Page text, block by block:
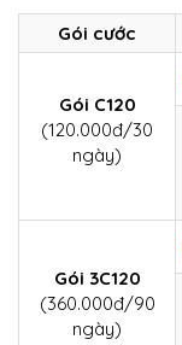
Gói cước
Gói C120
(120.000đ/30
ngày)
Gói 3C120
(360.000đ/90
ngày)